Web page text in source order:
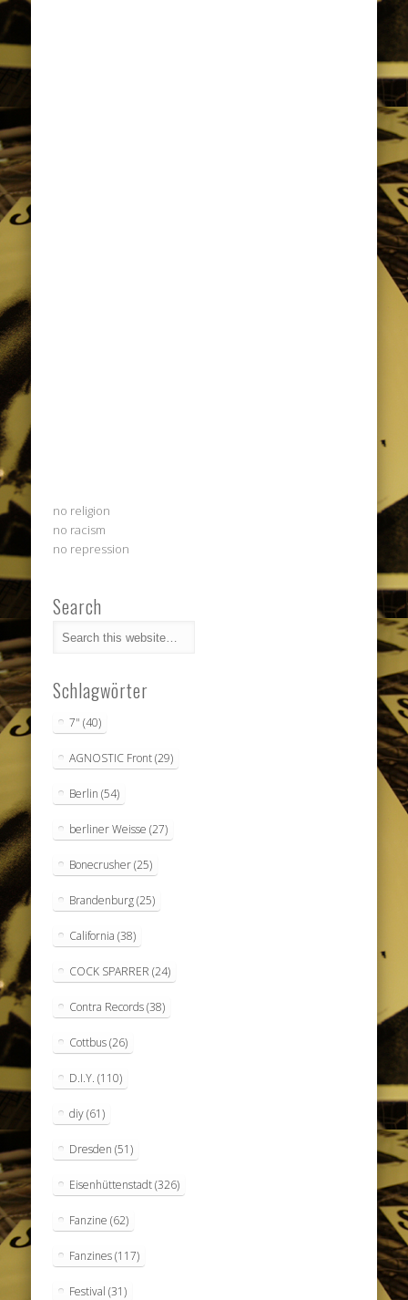
no religion
no racism
no repression
Search
Schlagwörter
7" (40)
AGNOSTIC Front(29)
Berlin (54)
berliner Weisse (27)
Bonecrusher(25)
Brandenburg(25)
California (38)
COCK SPARRER (24)
Contra Records(38)
Cottbus(26)
D.I.Y. (110)
diy(61)
Dresden (51)
Eisenhüttenstadt(326)
Fanzine (62)
Fanzines(117)
Festival (31)